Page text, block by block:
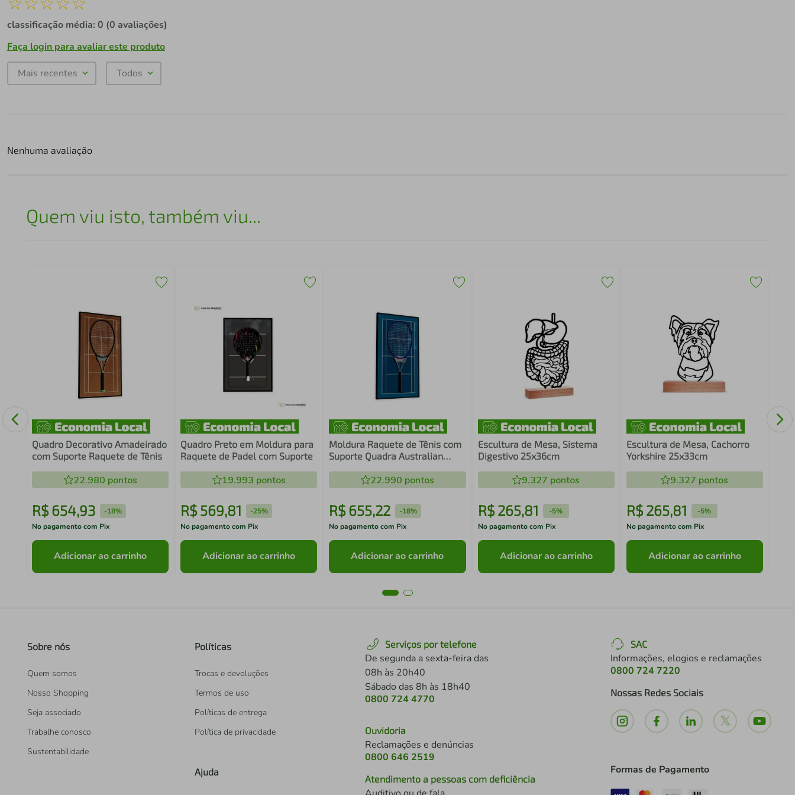
classificação média: 0 (0 avaliações)
Faça login para avaliar este produto
Mais recentes Todos
Nenhuma avaliação
Quem viu isto, também viu...
Quadro Decorativo Amadeirado
com Suporte Raquete de Tênis
22.980 pontos
R$ 654,93 -18%
No pagamento com Pix
Adicionar ao carrinho
Quadro Preto em Moldura para
Raquete de Padel com Suporte
19.993 pontos
R$ 569,81 -25%
No pagamento com Pix
Adicionar ao carrinho
Moldura Raquete de Tênis com
Suporte Quadra Australian
22.990 pontos
R$655,22 -18%
No pagamento com Pix
Adicionar ao carrinho
Escultura de Mesa, Sistema
Digestivo 25x36cm
9.327 pontos
R$ 265,81 -5%
No pagamento com Pix
Adicionar ao carrinho
Escultura de Mesa, Cachorro
Yorkshire 25x33cm
9.327 pontos
R$ 265,81 -5%
No pagamento com Pix
Adicionar ao carrinho
Sobre nós
Quem somos
Nosso Shopping
Seja associado
Trabalhe conosco
Sustentabilidade
Políticas
Trocas e devoluções
Termos de uso
Políticas de entrega
Política de privacidade
Ajuda
Serviços por telefone
De segunda a sexta-feira das
08h às 20h40
Sábado das 8h às 18h40
0800 724 4770
Ouvidoria
Reclamações e denúncias
0800 646 2519
Atendimento a pessoas com deficiência
SAC
Informações, elogios e reclamações
0800 724 7220
Nossas Redes Sociais
Formas de Pagamento